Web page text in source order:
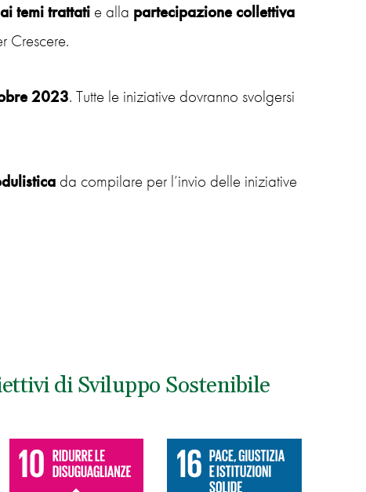
temi trattatie alla partecipazione collettiva
Crescere.
2023. Tutte le iniziative dovranno svolgersi
da compilare per l’invio delle iniziative
di Sviluppo Sostenibile